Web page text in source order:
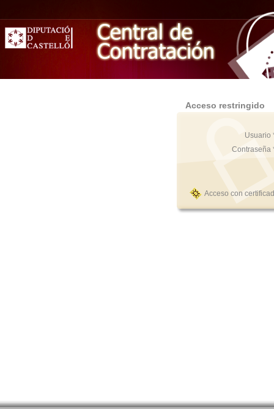
Acceso restringido
Usuario
Contraseña
Acceso con